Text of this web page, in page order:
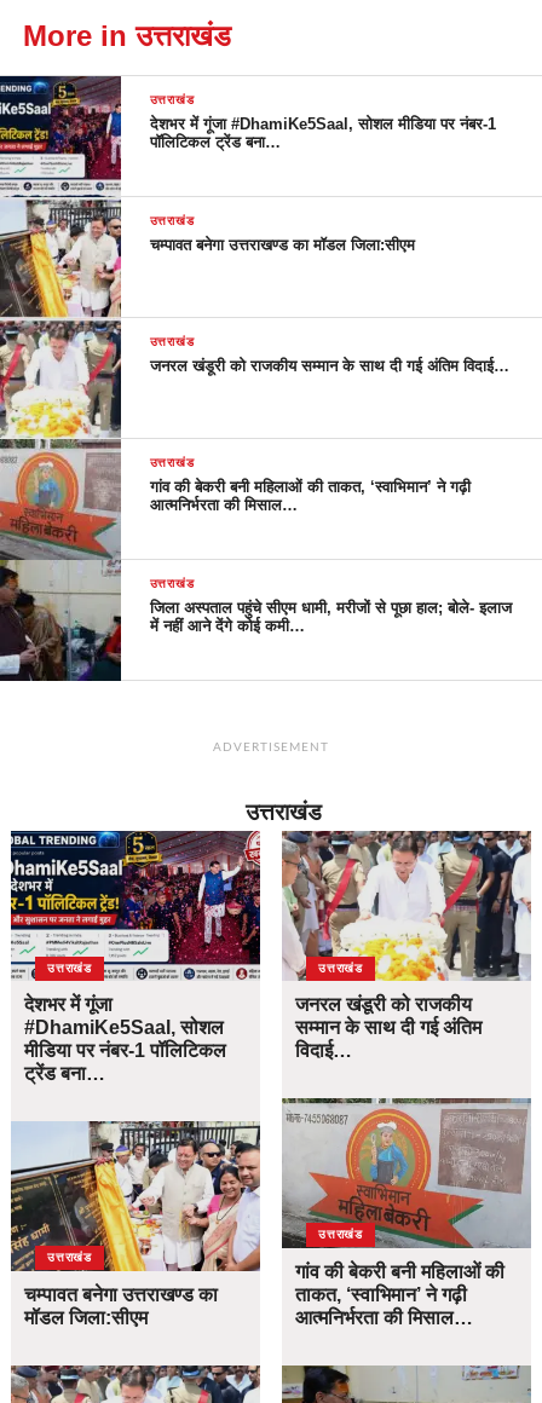
More in उत्तराखंड
उत्तराखंड
देशभर में गूंजा #DhamiKe5Saal, सोशल मीडिया पर नंबर-1
पॉलिटिकल ट्रेंड बना…
उत्तराखंड
चम्पावत बनेगा उत्तराखण्ड का मॉडल जिला:सीएम
उत्तराखंड
जनरल खंडूरी को राजकीय सम्मान के साथ दी गई अंतिम विदाई…
उत्तराखंड
गांव की बेकरी बनी महिलाओं की ताकत, ‘स्वाभिमान’ ने गढ़ी
आत्मनिर्भरता की मिसाल…
उत्तराखंड
जिला अस्पताल पहुंचे सीएम धामी, मरीजों से पूछा हाल; बोले- इलाज
में नहीं आने देंगे कोई कमी…
ADVERTISEMENT
उत्तराखंड
उत्तराखंड
देशभर में गूंजा
#DhamiKe5Saal, सोशल
मीडिया पर नंबर-1 पॉलिटिकल
ट्रेंड बना…
उत्तराखंड
चम्पावत बनेगा उत्तराखण्ड का
मॉडल जिला:सीएम
उत्तराखंड
जनरल खंडूरी को राजकीय
सम्मान के साथ दी गई अंतिम
विदाई…
उत्तराखंड
गांव की बेकरी बनी महिलाओं की
ताकत, ‘स्वाभिमान’ ने गढ़ी
आत्मनिर्भरता की मिसाल…